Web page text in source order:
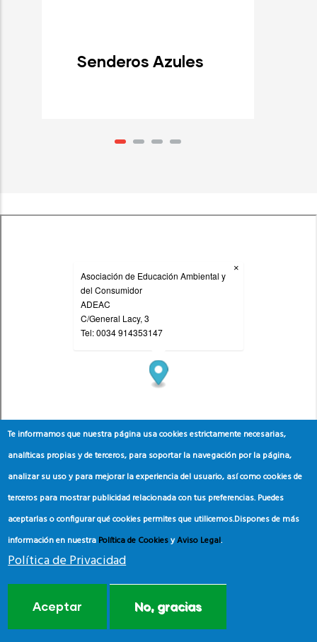
Senderos Azules
Te informamos que nuestra página usa cookies estrictamente necesarias,
analíticas propias y de terceros, para soportar la navegación por la página,
analizar su uso y para mejorar la experiencia del usuario, así como cookies de
terceros para mostrar publicidad relacionada con tus preferencias. Puedes
aceptarlas o configurar qué cookies permites que utilicemos.Dispones de más
información en nuestra Política de CookiesyAviso Legal.
Política de Privacidad
Aceptar No, gracias